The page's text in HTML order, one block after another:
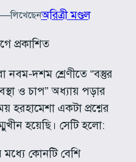
—লিখেছেনঅরিত্রী মণ্ডল
প্রকাশিত
নবম-দশম শ্রেণীতে “বস্তুর
ও চাপ” অধ্যায় পড়ার
হরহামেশা একটা প্রশ্নের
হয়েছি। সেটি হলো:
মধ্যে কোনটি বেশি